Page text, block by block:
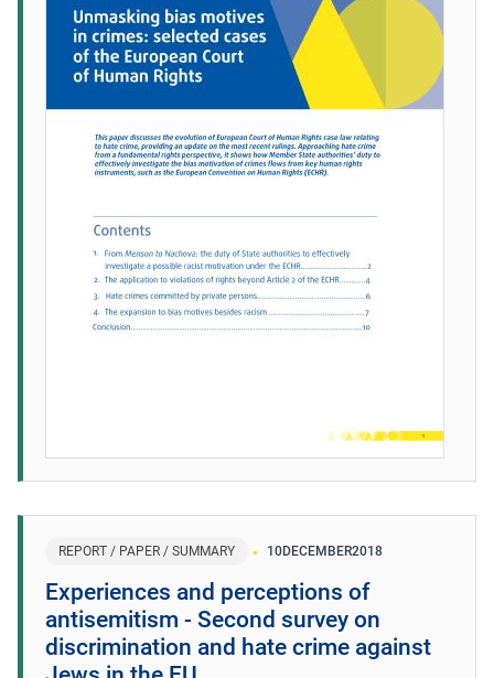
REPORT / PAPER / SUMMARY 10DECEMBER2018
Experiences and perceptions of
antisemitism - Second survey on
discrimination and hate crime against